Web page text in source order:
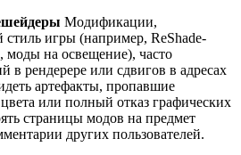
Модификации,
игры (например, ReShade-
моды на освещение), часто
в рендерере или сдвигов в адресах
артефакты, пропавшие
или полный отказ графических
страницы модов на предмет
других пользователей.